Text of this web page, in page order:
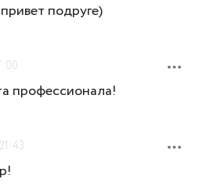
подруге)
профессионала!